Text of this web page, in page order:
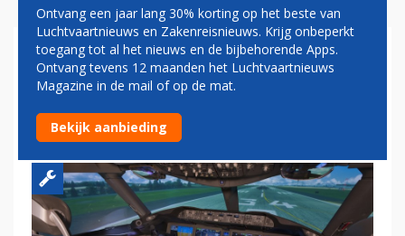
BOEING VERKOOPT
NAVIGATIETAK JEPPESEN EN
HAALT MILJARDEN OP
Ontvang een jaar lang 30% korting op het beste van
Luchtvaartnieuws en Zakenreisnieuws. Krijg onbeperkt
toegang tot al het nieuws en de bijbehorende Apps.
Ontvang tevens 12 maanden het Luchtvaartnieuws
Magazine in de mail of op de mat.
Bekijk aanbieding